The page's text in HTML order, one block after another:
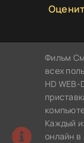
1 2
Фильм
всех
HD
Каждый
онлайн